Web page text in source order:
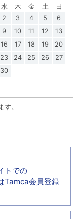
水 木 金 土
日
2 3 4 5
6
9 10 11 12
13
16 17 18 19
20
23 24 25 26
27
30
。
トでの
Tamca会員登録